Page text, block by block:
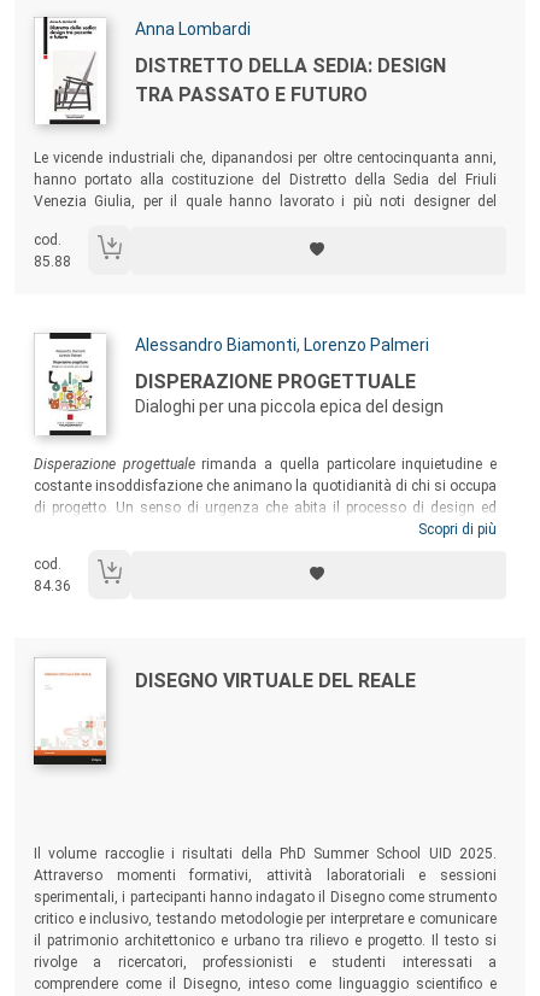
Autori:
Anna Lombardi
Titolo:
DISTRETTO DELLA SEDIA: DESIGN
TRA PASSATO E FUTURO
Le vicende industriali che, dipanandosi per oltre centocinquanta anni,
hanno portato alla costituzione del Distretto della Sedia del Friuli
Venezia Giulia, per il quale hanno lavorato i più noti designer del
Tapiovaara a Setsu Ito.
cod.
85.88
Autori:
Alessandro Biamonti, Lorenzo Palmeri
Titolo:
DISPERAZIONE PROGETTUALE
Dialoghi per una piccola epica del design
Sommario:
Disperazione progettualerimanda a quella particolare inquietudine e
costante insoddisfazione che animano la quotidianità di chi si occupa
di progetto. Un senso di urgenza che abita il processo di design ed
esige una soluzione creativa che, quando si rivela felice, lascia un
non vuole essere un manuale, quanto uno strumento vivo per
progettisti, che generi un’interazione attiva e personale.
Scopri di più
cod.
84.36
Autori:
Titolo:
DISEGNO VIRTUALE DEL REALE
Il volume raccoglie i risultati della PhD Summer School UID 2025.
Attraverso momenti formativi, attività laboratoriali e sessioni
sperimentali, i partecipanti hanno indagato il Disegno come strumento
critico e inclusivo, testando metodologie per interpretare e comunicare
il patrimonio architettonico e urbano tra rilievo e progetto. Il testo si
rivolge a ricercatori, professionisti e studenti interessati a
comprendere come il Disegno, inteso come linguaggio scientifico e